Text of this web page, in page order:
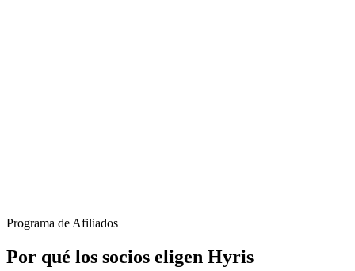
Programa de Afiliados
Por qué los socios eligen Hyris